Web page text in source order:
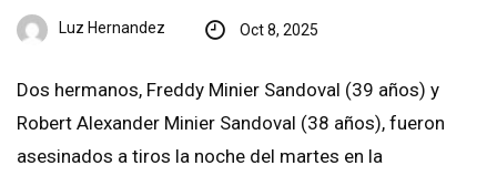
Luz Hernandez Oct 8, 2025
Dos hermanos, Freddy Minier Sandoval (39 años) y
Robert Alexander Minier Sandoval (38 años), fueron
asesinados a tiros la noche del martes en la